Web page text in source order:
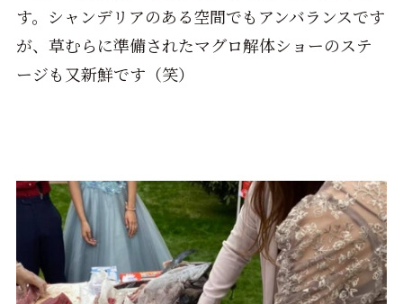
す。シャンデリアのある空間でもアンバランスです
が、草むらに準備されたマグロ解体ショーのステ
ージも又新鮮です（笑）